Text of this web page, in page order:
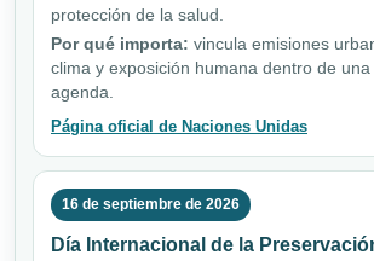
protección de la salud.
Por qué importa: vincula emisiones
clima y exposición humana dentro de
agenda.
Página oficial de Naciones Unidas
16 de septiembre de 2026
Día Internacional de la